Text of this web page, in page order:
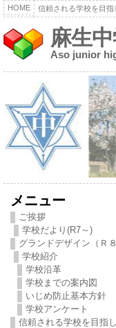
HOME 信頼される学校を目指
麻生
Aso junior
メニュー
ご挨拶
学校だより(R7～)
グランドデザイン（Ｒ８
学校紹介
学校沿革
学校までの案内図
いじめ防止基本方針
学校アンケート
信頼される学校を目指